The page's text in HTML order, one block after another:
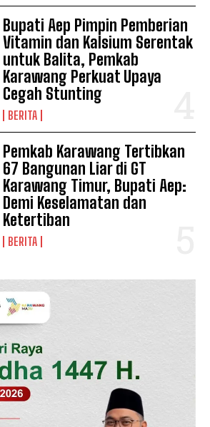
News Week
Magazine PRO
SUBSCRIBE NOW
Bupati Aep Pimpin Pemberian
Vitamin dan Kalsium Serentak
untuk Balita, Pemkab
Karawang Perkuat Upaya
Cegah Stunting
BERITA
Pemkab Karawang Tertibkan
67 Bangunan Liar di GT
Karawang Timur, Bupati Aep:
Demi Keselamatan dan
Ketertiban
BERITA